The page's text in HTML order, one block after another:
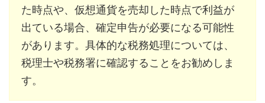
た時点や、仮想通貨を売却した時点で利益が
出ている場合、確定申告が必要になる可能性
があります。具体的な税務処理については、
税理士や税務署に確認することをお勧めしま
す。